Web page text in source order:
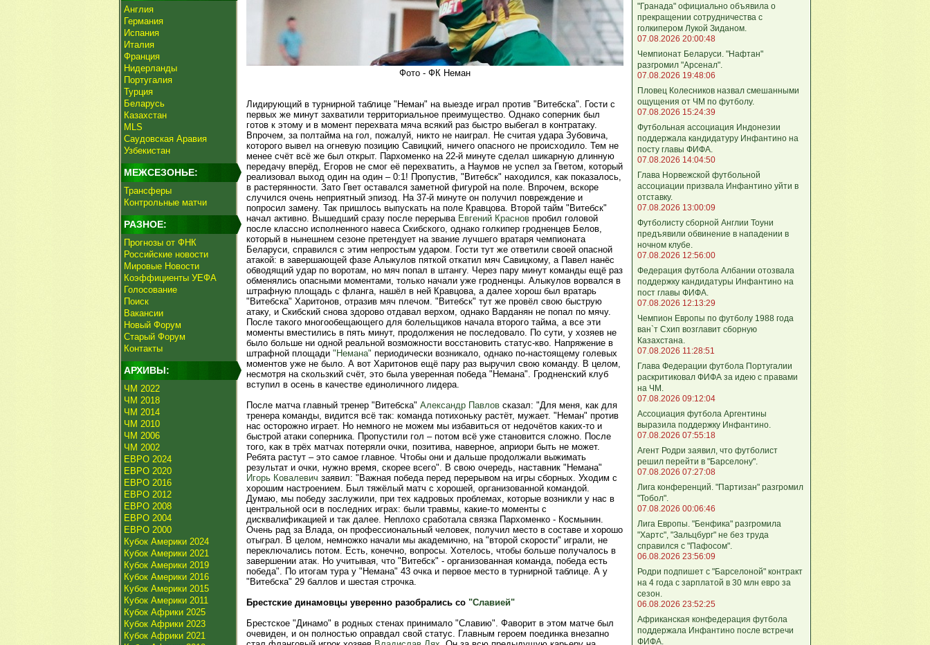
Англия
Германия
Испания
Италия
Франция
Нидерланды
Португалия
Турция
Беларусь
Казахстан
MLS
Саудовская Аравия
Узбекистан
МЕЖСЕЗОНЬЕ:
Трансферы
Контрольные матчи
РАЗНОЕ:
Прогнозы от ФНК
Российские новости
Мировые Новости
Коэффициенты УЕФА
Голосование
Поиск
Вакансии
Новый Форум
Старый Форум
Контакты
АРХИВЫ:
ЧМ 2022
ЧМ 2018
ЧМ 2014
ЧМ 2010
ЧМ 2006
ЧМ 2002
ЕВРО 2024
ЕВРО 2020
ЕВРО 2016
ЕВРО 2012
ЕВРО 2008
ЕВРО 2004
ЕВРО 2000
Кубок Америки 2024
Кубок Америки 2021
Кубок Америки 2019
Кубок Америки 2016
Кубок Америки 2015
Кубок Америки 2011
Кубок Африки 2025
Кубок Африки 2023
Кубок Африки 2021
Фото - ФК Неман
Лидирующий в турнирной таблице "Неман" на выезде играл против "Витебска". Гости с
первых же минут захватили территориальное преимущество. Однако соперник был
готов к этому и в момент перехвата мяча всякий раз быстро выбегал в контратаку.
Впрочем, за полтайма на гол, пожалуй, никто не наиграл. Не считая удара Зубовича,
которого вывел на огневую позицию Савицкий, ничего опасного не происходило. Тем не
менее счёт всё же был открыт. Пархоменко на 22-й минуте сделал шикарную длинную
передачу вперёд, Егоров не смог её перехватить, а Наумов не успел за Гветом, который
реализовал выход один на один – 0:1! Пропустив, "Витебск" находился, как показалось,
в растерянности. Зато Гвет оставался заметной фигурой на поле. Впрочем, вскоре
случился очень неприятный эпизод. На 37-й минуте он получил повреждение и
попросил замену. Так пришлось выпускать на поле Кравцова. Второй тайм "Витебск"
начал активно. Вышедший сразу после перерыва Евгений Красновпробил головой
после классно исполненного навеса Скибского, однако голкипер гродненцев Белов,
который в нынешнем сезоне претендует на звание лучшего вратаря чемпионата
Беларуси, справился с этим непростым ударом. Гости тут же ответили своей опасной
атакой: в завершающей фазе Алыкулов пяткой откатил мяч Савицкому, а Павел нанёс
обводящий удар по воротам, но мяч попал в штангу. Через пару минут команды ещё раз
обменялись опасными моментами, только начали уже гродненцы. Алыкулов ворвался в
штрафную площадь с фланга, нашёл в ней Кравцова, а далее хорош был вратарь
"Витебска" Харитонов, отразив мяч плечом. "Витебск" тут же провёл свою быструю
атаку, и Скибский снова здорово отдавал верхом, однако Варданян не попал по мячу.
После такого многообещающего для болельщиков начала второго тайма, а все эти
моменты вместились в пять минут, продолжения не последовало. По сути, у хозяев не
было больше ни одной реальной возможности восстановить статус-кво. Напряжение в
штрафной площади "Немана" периодически возникало, однако по-настоящему голевых
моментов уже не было. А вот Харитонов ещё пару раз выручил свою команду. В целом,
несмотря на скользкий счёт, это была уверенная победа "Немана". Гродненский клуб
вступил в осень в качестве единоличного лидера.
После матча главный тренер "Витебска" Александр Павловсказал: "Для меня, как для
тренера команды, видится всё так: команда потихоньку растёт, мужает. "Неман" против
нас осторожно играет. Но немного не можем мы избавиться от недочётов каких-то и
быстрой атаки соперника. Пропустили гол – потом всё уже становится сложно. После
того, как в трёх матчах потеряли очки, позитива, наверное, априори быть не может.
Ребята растут – это самое главное. Чтобы они и дальше продолжали выжимать
результат и очки, нужно время, скорее всего". В свою очередь, наставник "Немана"
Игорь Ковалевич заявил: "Важная победа перед перерывом на игры сборных. Уходим с
хорошим настроением. Был тяжёлый матч с хорошей, организованной командой.
Думаю, мы победу заслужили, при тех кадровых проблемах, которые возникли у нас в
центральной оси в последних играх: были травмы, какие-то моменты с
дисквалификацией и так далее. Неплохо сработала связка Пархоменко - Космынин.
Очень рад за Влада, он профессиональный человек, получил место в составе и хорошо
отыграл. В целом, немножко начали мы академично, на "второй скорости" играли, не
переключались потом. Есть, конечно, вопросы. Хотелось, чтобы больше получалось в
завершении атак. Но учитывая, что "Витебск" - организованная команда, победа есть
победа". По итогам тура у "Немана" 43 очка и первое место в турнирной таблице. А у
"Витебска" 29 баллов и шестая строчка.
Брестские динамовцы уверенно разобрались со "Славией"
Брестское "Динамо" в родных стенах принимало "Славию". Фаворит в этом матче был
очевиден, и он полностью оправдал свой статус. Главным героем поединка внезапно
"Гранада" официально объявила о
прекращении сотрудничества с
голкипером Лукой Зиданом.
07.08.2026 20:00:48
Чемпионат Беларуси. "Нафтан"
разгромил "Арсенал".
07.08.2026 19:48:06
Пловец Колесников назвал смешанными
ощущения от ЧМ по футболу.
07.08.2026 15:24:39
Футбольная ассоциация Индонезии
поддержала кандидатуру Инфантино на
посту главы ФИФА.
07.08.2026 14:04:50
Глава Норвежской футбольной
ассоциации призвала Инфантино уйти в
отставку.
07.08.2026 13:00:09
Футболисту сборной Англии Тоуни
предъявили обвинение в нападении в
ночном клубе.
07.08.2026 12:56:00
Федерация футбола Албании отозвала
поддержку кандидатуры Инфантино на
пост главы ФИФА.
07.08.2026 12:13:29
Чемпион Европы по футболу 1988 года
ван`т Схип возглавит сборную
Казахстана.
07.08.2026 11:28:51
Глава Федерации футбола Португалии
раскритиковал ФИФА за идею с правами
на ЧМ.
07.08.2026 09:12:04
Ассоциация футбола Аргентины
выразила поддержку Инфантино.
07.08.2026 07:55:18
Агент Родри заявил, что футболист
решил перейти в "Барселону".
07.08.2026 07:27:08
Лига кoнференций. "Партизан" разгромил
"Тобол".
07.08.2026 00:06:46
Лига Европы. "Бенфика" разгромила
"Хартс", "Зальцбург" не без труда
справился с "Пафосом".
06.08.2026 23:56:09
Родри подпишет с "Барселоной" контракт
на 4 года с зарплатой в 30 млн евро за
сезон.
06.08.2026 23:52:25
Африканская конфедерация футбола
поддержала Инфантино после встречи
ФИФА.